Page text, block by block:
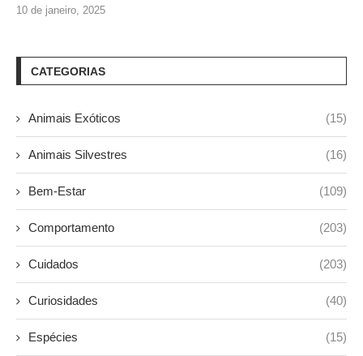
10 de janeiro, 2025
CATEGORIAS
Animais Exóticos (15)
Animais Silvestres (16)
Bem-Estar (109)
Comportamento (203)
Cuidados (203)
Curiosidades (40)
Espécies (15)